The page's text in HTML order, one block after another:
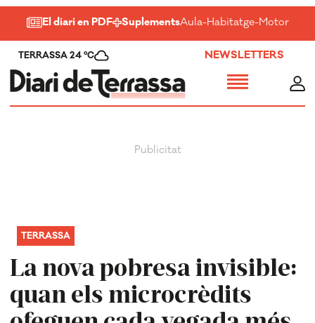
El diari en PDF SuplementsAula-Habitatge-Motor-
TERRASSA 24 ºC NEWSLETTERS
La nova pobresa invisible:
quan els microcrèdits
TERRASSA